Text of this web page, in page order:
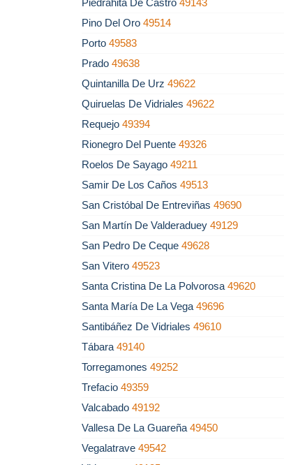
Piedrahita De Castro 49143
Pino Del Oro 49514
Porto 49583
Prado 49638
Quintanilla De Urz 49622
Quiruelas De Vidriales 49622
Requejo 49394
Rionegro Del Puente 49326
Roelos De Sayago 49211
Samir De Los Caños 49513
San Cristóbal De Entreviñas 49690
San Martín De Valderaduey 49129
San Pedro De Ceque 49628
San Vitero 49523
Santa Cristina De La Polvorosa 49620
Santa María De La Vega 49696
Santibáñez De Vidriales 49610
Tábara 49140
Torregamones 49252
Trefacio 49359
Valcabado 49192
Vallesa De La Guareña 49450
Vegalatrave 49542